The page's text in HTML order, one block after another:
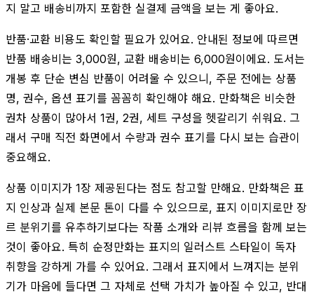
지 말고 배송비까지 포함한 실결제 금액을 보는 게 좋아요.
반품·교환 비용도 확인할 필요가 있어요. 안내된 정보에 따르면
반품 배송비는 3,000원, 교환 배송비는 6,000원이에요. 도서는
개봉 후 단순 변심 반품이 어려울 수 있으니, 주문 전에는 상품
명, 권수, 옵션 표기를 꼼꼼히 확인해야 해요. 만화책은 비슷한
권차 상품이 많아서 1권, 2권, 세트 구성을 헷갈리기 쉬워요. 그
래서 구매 직전 화면에서 수량과 권수 표기를 다시 보는 습관이
중요해요.
상품 이미지가 1장 제공된다는 점도 참고할 만해요. 만화책은 표
지 인상과 실제 본문 톤이 다를 수 있으므로, 표지 이미지로만 장
르 분위기를 유추하기보다는 작품 소개와 리뷰 흐름을 함께 보는
것이 좋아요. 특히 순정만화는 표지의 일러스트 스타일이 독자
취향을 강하게 가를 수 있어요. 그래서 표지에서 느껴지는 분위
기가 마음에 들다면 그 자체로 선택 가치가 높아질 수 있고, 반대